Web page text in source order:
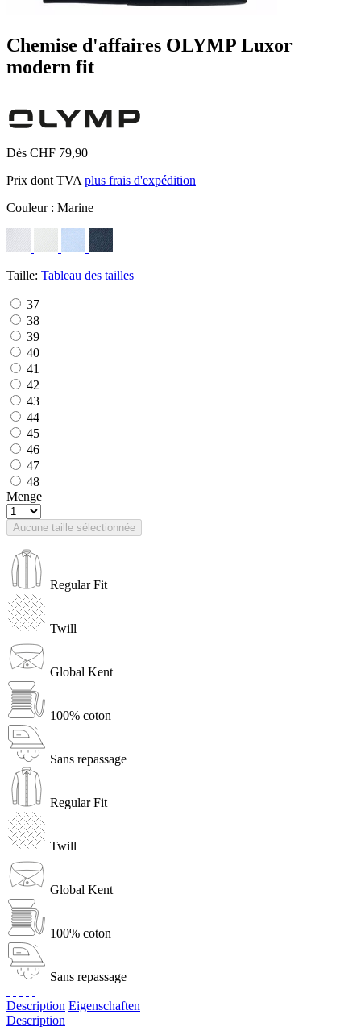
Chemise d'affaires OLYMP Luxor
modern fit
Dès CHF 79,90
Prix dont TVA plus frais d'expédition
Couleur : Marine
Taille: Tableau des tailles
37
38
39
40
41
42
43
44
45
46
47
48
Menge
Aucune taille sélectionnée
Regular Fit
Twill
Global Kent
100% coton
Sans repassage
Regular Fit
Twill
Global Kent
100% coton
Sans repassage
Description Eigenschaften
Description